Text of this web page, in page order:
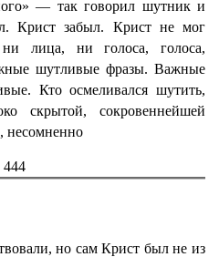
— так говорил шутник и
Крист забыл. Крист не мог
лица, ни голоса, голоса,
шутливые фразы. Важные
Кто осмеливался шутить,
скрытой, сокровеннейшей
несомненно
444
но сам Крист был не из